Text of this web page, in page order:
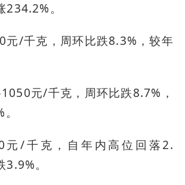
。
元/千克，周环比跌8.3%，较年
元/千克，周环比跌8.7%，
元/千克，自年内高位回落2.
。